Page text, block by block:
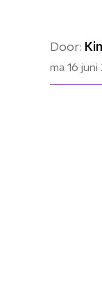
Door:
ma 16